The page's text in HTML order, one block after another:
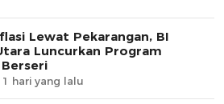
Lewat Pekarangan, BI
Luncurkan Program
1 hari yang lalu